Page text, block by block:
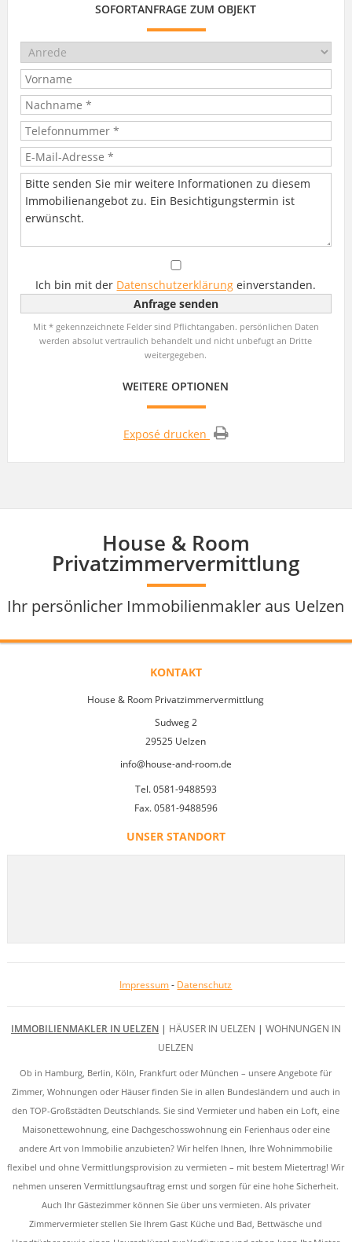
SOFORTANFRAGE ZUM OBJEKT
Ich bin mit der Datenschutzerklärung einverstanden.
Mit * gekennzeichnete Felder sind Pflichtangaben. persönlichen Daten
werden absolut vertraulich behandelt und nicht unbefugt an Dritte
weitergegeben.
WEITERE OPTIONEN
Exposé drucken
House & Room
Privatzimmervermittlung
Ihr persönlicher Immobilienmakler aus Uelzen
KONTAKT
House & Room Privatzimmervermittlung
Sudweg 2
29525 Uelzen
info@house-and-room.de
Tel. 0581-9488593
Fax. 0581-9488596
UNSER STANDORT
Impressum- Datenschutz
IMMOBILIENMAKLER IN UELZEN| HÄUSER IN UELZEN | WOHNUNGEN IN
UELZEN
Ob in Hamburg, Berlin, Köln, Frankfurt oder München – unsere Angebote für
Zimmer, Wohnungen oder Häuser finden Sie in allen Bundesländern und auch in
den TOP-Großstädten Deutschlands. Sie sind Vermieter und haben ein Loft, eine
Maisonettewohnung, eine Dachgeschosswohnung ein Ferienhaus oder eine
andere Art von Immobilie anzubieten? Wir helfen Ihnen, Ihre Wohnimmobilie
flexibel und ohne Vermittlungsprovision zu vermieten – mit bestem Mietertrag! Wir
nehmen unseren Vermittlungsauftrag ernst und sorgen für eine hohe Sicherheit.
Auch Ihr Gästezimmer können Sie über uns vermieten. Als privater
Zimmervermieter stellen Sie Ihrem Gast Küche und Bad, Bettwäsche und